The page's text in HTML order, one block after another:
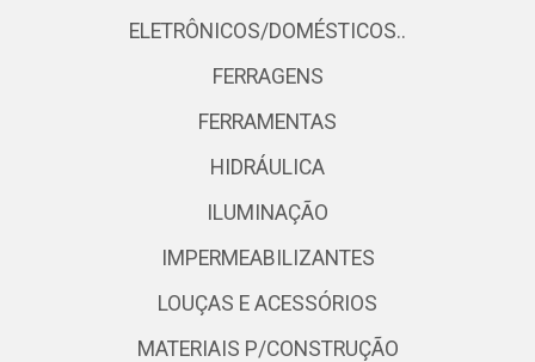
ELETRÔNICOS/DOMÉSTICOS..
FERRAGENS
FERRAMENTAS
HIDRÁULICA
ILUMINAÇÃO
IMPERMEABILIZANTES
LOUÇAS E ACESSÓRIOS
MATERIAIS P/CONSTRUÇÃO